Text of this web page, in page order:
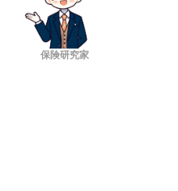
保険研究家